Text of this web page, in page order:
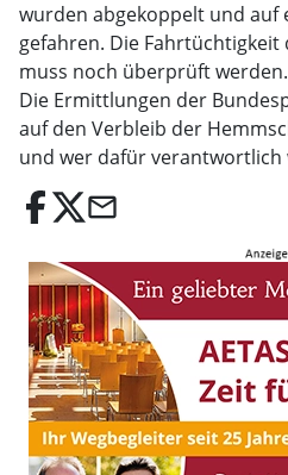
wurden abgekoppelt und auf
gefahren. Die Fahrtüchtigkeit
muss noch überprüft werden.
Die Ermittlungen der
auf den Verbleib der
und wer dafür verantwortlich
email